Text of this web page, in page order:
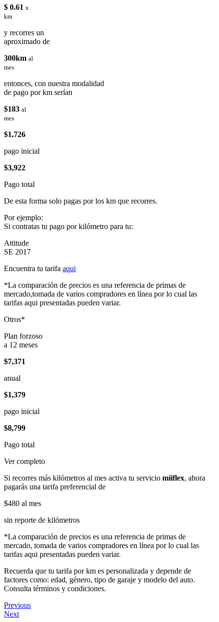
$ 0.61 x
km
y recorres un
aproximado de
300km al
mes
entonces, con nuestra modalidad
de pago por km serían
$183 al
mes
$1,726
pago inicial
$3,922
Pago total
De esta forma solo pagas por los km que recorres.
Por ejemplo:
Si contratas tu pago por kilómetro para tu:
Attitude
SE 2017
Encuentra tu tarifa aqui
*La comparación de precios es una referencia de primas de
mercado,tomada de varios compradores en línea por lo cual las
tarifas aqui presentadas pueden variar.
Otros*
Plan forzoso
a 12 meses
$7,371
anual
$1,379
pago inicial
$8,799
Pago total
Ver completo
Si recorres más kilómetros al mes activa tu servicio miiflex, ahora
pagarás una tarifa preferencial de
$480 al mes
sin reporte de kilómetros
*La comparación de precios es una referencia de primas de
mercado, tomada de varios compradores en línea por lo cual las
tarifas aqui presentadas pueden variar.
Recuerda que tu tarifa por km es personalizada y depende de
factores como: edad, género, tipo de garaje y modelo del auto.
Consulta términos y condiciones.
Previous
Next